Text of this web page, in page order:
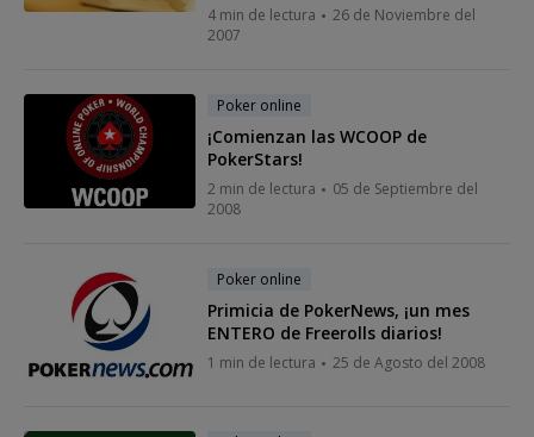
4 min de lectura
26 de Noviembre del
2007
Poker online
¡Comienzan las WCOOP de
PokerStars!
2 min de lectura
05 de Septiembre del
2008
Poker online
Primicia de PokerNews, ¡un mes
ENTERO de Freerolls diarios!
1 min de lectura 25 de Agosto del 2008